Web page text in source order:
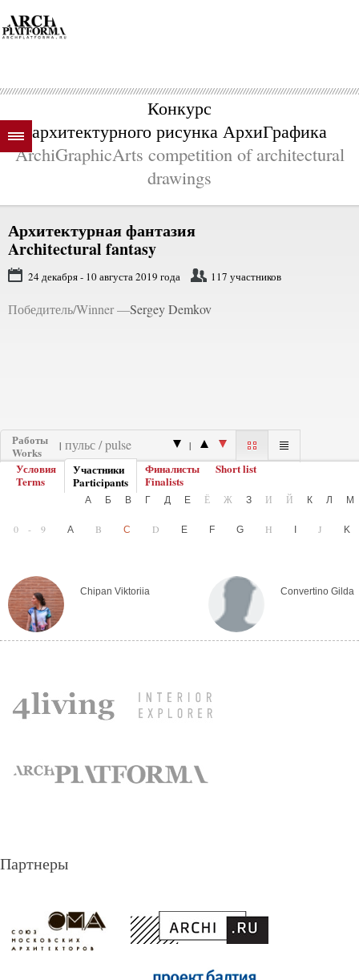
Конкурс
архитектурного рисунка АрхиГрафика
ArchiGraphicArts competition of architectural
drawings
Архитектурная фантазия
Architectural fantasy
24 декабря - 10 августа 2019 года 117 участников
Победитель/Winner —Sergey Demkov
Работы
Works
| |
Условия
Terms
Участники
Participants
Финалисты
Finalists
Short list
А Б В Г Д Е Ё Ж З И Й К Л М
0-9 A B C D E F G H J K
Chipan Viktoriia Convertino Gilda
Партнеры